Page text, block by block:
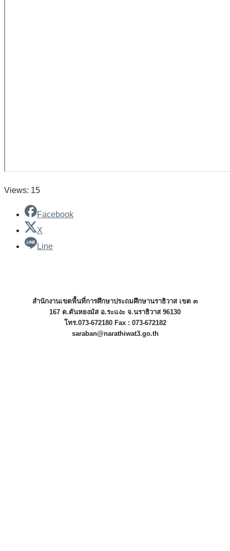
Views: 15
Facebook
X
Line
สำนักงานเขตพื้นที่การศึกษาประถมศึกษานราธิวาส เขต ๓
167 ต.ตันหยงมัส อ.ระแงะ จ.นราธิวาส 96130
โทร.073-672180 Fax : 073-672182
saraban@narathiwat3.go.th